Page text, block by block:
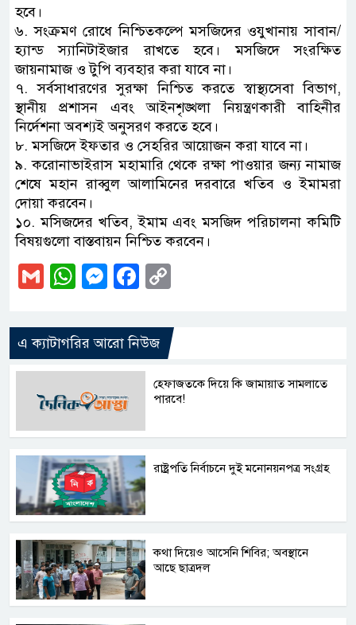
হবে।
৬. সংক্রমণ রোধে নিশ্চিতকল্পে মসজিদের ওযুখানায় সাবান/
হ্যান্ড স্যানিটাইজার রাখতে হবে। মসজিদে সংরক্ষিত
জায়নামাজ ও টুপি ব্যবহার করা যাবে না।
৭. সর্বসাধারণের সুরক্ষা নিশ্চিত করতে স্বাস্থ্যসেবা বিভাগ,
স্থানীয় প্রশাসন এবং আইনশৃঙ্খলা নিয়ন্ত্রণকারী বাহিনীর
নির্দেশনা অবশ্যই অনুসরণ করতে হবে।
৮. মসজিদে ইফতার ও সেহরির আয়োজন করা যাবে না।
৯. করোনাভাইরাস মহামারি থেকে রক্ষা পাওয়ার জন্য নামাজ
শেষে মহান রাব্বুল আলামিনের দরবারে খতিব ও ইমামরা
দোয়া করবেন।
১০. মসিজদের খতিব, ইমাম এবং মসজিদ পরিচালনা কমিটি
বিষয়গুলো বাস্তবায়ন নিশ্চিত করবেন।
GmailWhatsApp
Messenger
Facebook
এ ক্যাটাগরির আরো নিউজ
হেফাজতকে দিয়ে কি জামায়াত সামলাতে
পারবে!
রাষ্ট্রপতি নির্বাচনে দুই মনোনয়নপত্র সংগ্রহ
কথা দিয়েও আসেনি শিবির; অবস্থানে
আছে ছাত্রদল